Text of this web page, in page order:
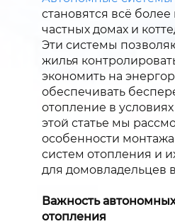
становятся всё
частных домах и
Эти системы
жилья
экономить на
обеспечивать
отопление в
этой статье мы
особенности
систем отопления и
для домовладельцев
Важность
отопления